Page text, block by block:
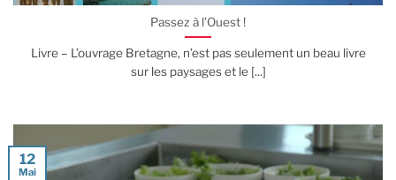
Passez à l’Ouest !
Livre – L’ouvrage Bretagne, n’est pas seulement un beau livre
sur les paysages et le [...]
12
Mai